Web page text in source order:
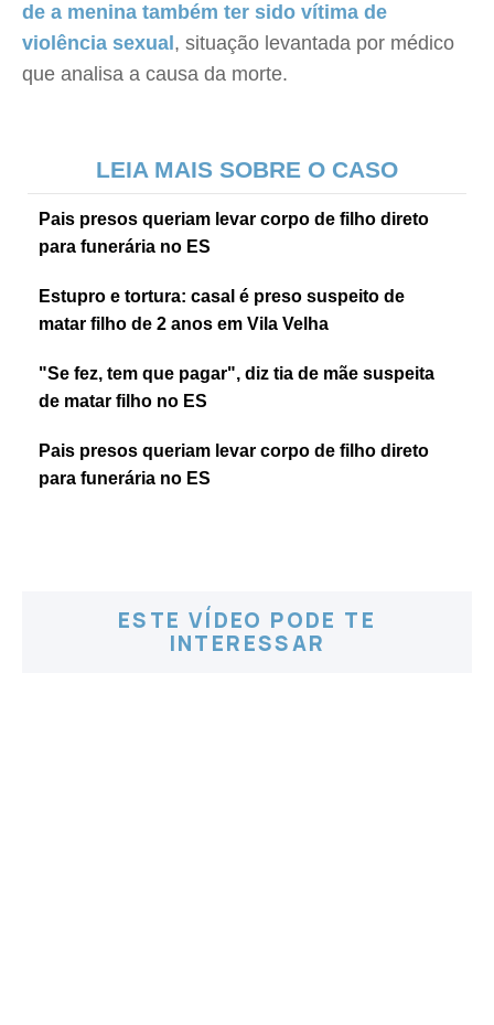
de a menina também ter sido vítima de
violência sexual , situação levantada por médico
que analisa a causa da morte.
LEIA MAIS SOBRE O CASO
Pais presos queriam levar corpo de filho direto
para funerária no ES
Estupro e tortura: casal é preso suspeito de
matar filho de 2 anos em Vila Velha
"Se fez, tem que pagar", diz tia de mãe suspeita
de matar filho no ES
Pais presos queriam levar corpo de filho direto
para funerária no ES
ESTE VÍDEO PODE TE
INTERESSAR